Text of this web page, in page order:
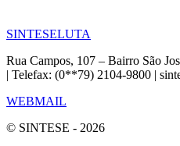
SINTESELUTA
Rua Campos, 107 – Bairro São
| Telefax: (0**79) 2104-9800 |
WEBMAIL
© SINTESE - 2026